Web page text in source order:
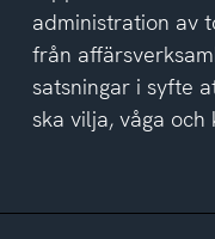
administration av
från
satsningar i syfte
ska vilja, våga